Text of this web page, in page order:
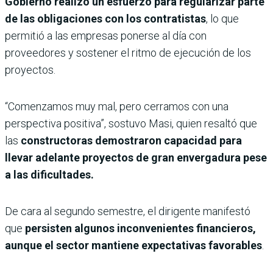
de las obligaciones con los contratistas, lo que
permitió a las empresas ponerse al día con
proveedores y sostener el ritmo de ejecución de los
proyectos.
“Comenzamos muy mal, pero cerramos con una
perspectiva positiva”, sostuvo Masi, quien resaltó que
las constructoras demostraron capacidad para
llevar adelante proyectos de gran envergadura pese
a las dificultades.
De cara al segundo semestre, el dirigente manifestó
que persisten algunos inconvenientes financieros,
aunque el sector mantiene expectativas favorables